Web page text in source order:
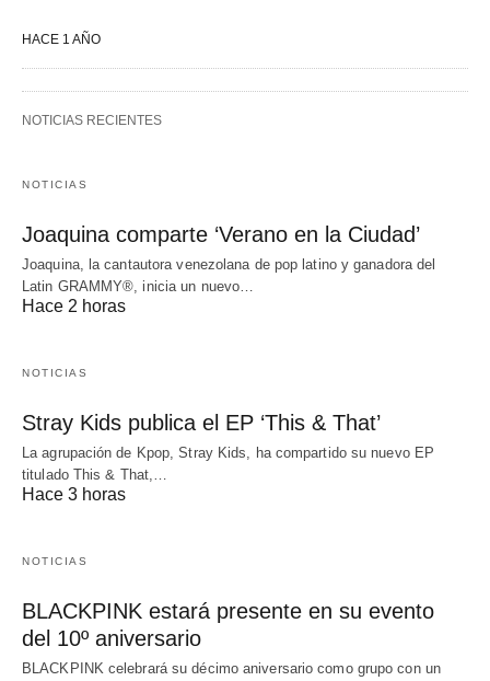
HACE 1 AÑO
NOTICIAS RECIENTES
NOTICIAS
Joaquina comparte ‘Verano en la Ciudad’
Joaquina, la cantautora venezolana de pop latino y ganadora del
Latin GRAMMY®, inicia un nuevo…
Hace 2 horas
NOTICIAS
Stray Kids publica el EP ‘This & That’
La agrupación de Kpop, Stray Kids, ha compartido su nuevo EP
titulado This & That,…
Hace 3 horas
NOTICIAS
BLACKPINK estará presente en su evento
del 10º aniversario
BLACKPINK celebrará su décimo aniversario como grupo con un